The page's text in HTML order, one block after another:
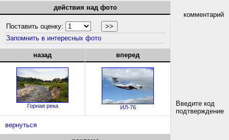
действия над фото
Поставить оценку:
Запомнить в интересных фото
назад
Горная река
вперед
ИЛ-76
вернуться
комментарий
Введите код
подтверждение